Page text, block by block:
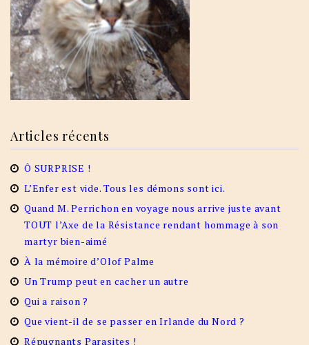
Articles récents
Ô SURPRISE !
L’Enfer est vide. Tous les démons sont ici.
Quand M. Perrichon en voyage nous arrive juste avant
TOUT l’Axe de la Résistance rendant hommage à son
martyr bien-aimé
À la mémoire d’Olof Palme
Un Trump peut en cacher un autre
Qui a raison ?
Que vient-il de se passer en Irlande du Nord ?
Répugnants Parasites !